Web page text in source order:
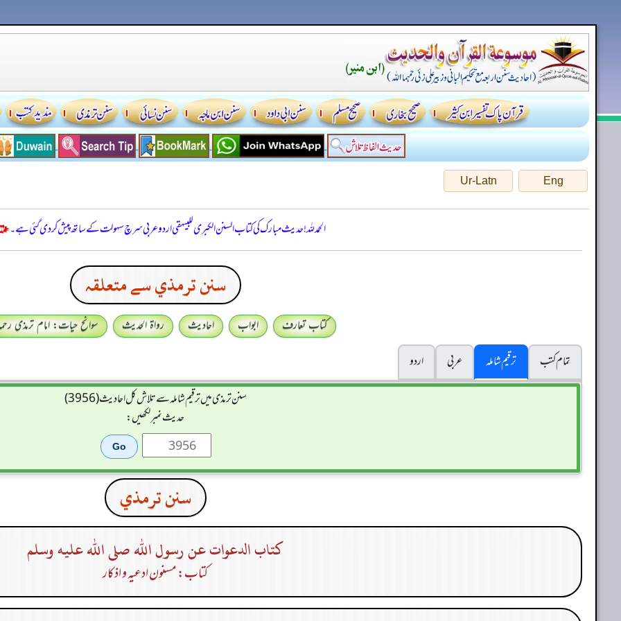
Eng
Ur-Latn
الحمدللہ! حدیث مبارک کی کتاب السنن الكبرى للبيهقي اردو عربی سرچ سہولت کے ساتھ پیش کر دی گئی ہے۔
سنن ترمذي سے متعلقہ
کتاب تعارف ابواب احادیث رواۃ الحدیث
سوانح حیات: امام ترمذی
تمام کتب
ترقیم شاملہ عربی
اردو
سنن ترمذی میں ترقیم شاملہ سے تلاش کل احادیث (3956)
حدیث نمبر لکھیں:
سنن ترمذي
كتاب الدعوات عن رسول الله صلى الله عليه وسلم
کتاب: مسنون ادعیہ و اذکار